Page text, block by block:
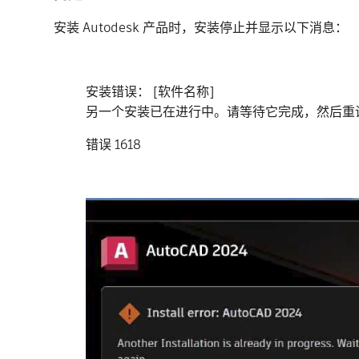
安装 Autodesk 产品时，安装停止并显示以下消息：
安装错误： [软件名称]
另一个安装已在进行中。请等待它完成，然后重
错误 1618